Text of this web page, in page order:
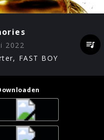
2022
FAST BOY